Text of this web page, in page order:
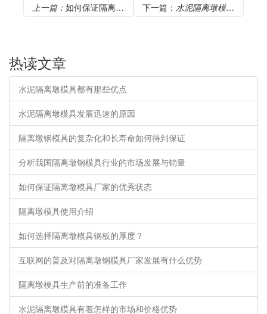
上一篇： 如何保证隔离墩模具厂家的优秀状态 下一篇： 水泥隔离墩模具都有那些优点
热读文章
水泥隔离墩模具都有那些优点
水泥隔离墩模具发展迅速的原因
隔离墩钢模具的复杂化和长寿命如何得到保证
分析我国隔离墩钢模具行业的市场发展与销量
如何保证隔离墩模具厂家的优秀状态
隔离墩模具使用介绍
如何选择隔离墩模具钢板的厚度？
互联网的普及对隔离墩钢模具厂家发展有什么优势
隔离墩模具生产前的准备工作
水泥隔离墩模具有着怎样的市场和价格优势